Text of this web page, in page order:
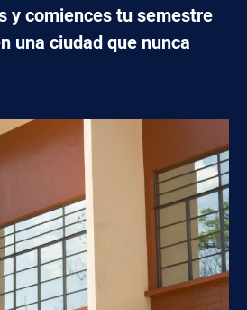
y comiences tu semestre
una ciudad que nunca